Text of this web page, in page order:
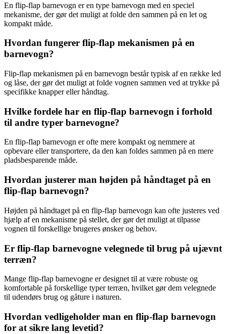
En flip-flap barnevogn er en type barnevogn med en speciel
mekanisme, der gør det muligt at folde den sammen på en let og
kompakt måde.
Hvordan fungerer flip-flap mekanismen på en
barnevogn?
Flip-flap mekanismen på en barnevogn består typisk af en række led
og låse, der gør det muligt at folde vognen sammen ved at trykke på
specifikke knapper eller håndtag.
Hvilke fordele har en flip-flap barnevogn i forhold
til andre typer barnevogne?
En flip-flap barnevogn er ofte mere kompakt og nemmere at
opbevare eller transportere, da den kan foldes sammen på en mere
pladsbesparende måde.
Hvordan justerer man højden på håndtaget på en
flip-flap barnevogn?
Højden på håndtaget på en flip-flap barnevogn kan ofte justeres ved
hjælp af en mekanisme på stellet, der gør det muligt at tilpasse
vognen til forskellige brugeres ønsker og behov.
Er flip-flap barnevogne velegnede til brug på ujævnt
terræn?
Mange flip-flap barnevogne er designet til at være robuste og
komfortable på forskellige typer terræn, hvilket gør dem velegnede
til udendørs brug og gåture i naturen.
Hvordan vedligeholder man en flip-flap barnevogn
for at sikre lang levetid?